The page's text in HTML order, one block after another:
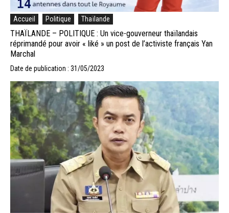
Accueil Politique Thaïlande
THAÏLANDE – POLITIQUE : Un vice-gouverneur thaïlandais
réprimandé pour avoir « liké » un post de l’activiste français Yan
Marchal
Date de publication : 31/05/2023